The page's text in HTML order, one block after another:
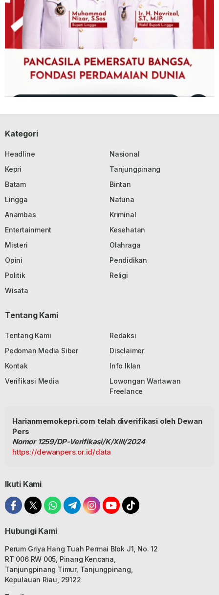
Kategori
Headline
Nasional
Kepri
Tanjungpinang
Batam
Bintan
Lingga
Natuna
Anambas
Kriminal
Entertainment
Kesehatan
Misteri
Olahraga
Opini
Pendidikan
Politik
Religi
Wisata
Tentang Kami
Tentang Kami
Redaksi
Pedoman Media Siber
Disclaimer
Kontak
Info Iklan
Verifikasi Media
Lowongan Wartawan
Freelance
Harianmemokepri.com telah diverifikasi oleh Dewan
Pers
Nomor 1259/DP-Verifikasi/K/XIII/2024
https://dewanpers.or.id/data
Ikuti Kami
Hubungi Kami
Perum Griya Hang Tuah Permai Blok J1, No. 12
RT 006 RW 005, Pinang Kencana,
Tanjungpinang Timur, Tanjungpinang,
Kepulauan Riau, 29122